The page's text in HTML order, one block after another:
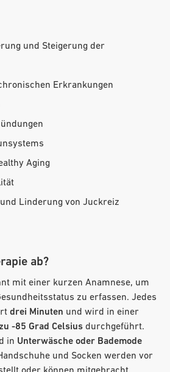
und Steigerung der
Erkrankungen
Aging
Linderung von Juckreiz
ab?
mit einer kurzen Anamnese, um
zu erfassen. Jedes
drei Minuten und wird in einer
-85 Grad Celsius durchgeführt.
in Unterwäsche oder Bademode
und Socken werden vor